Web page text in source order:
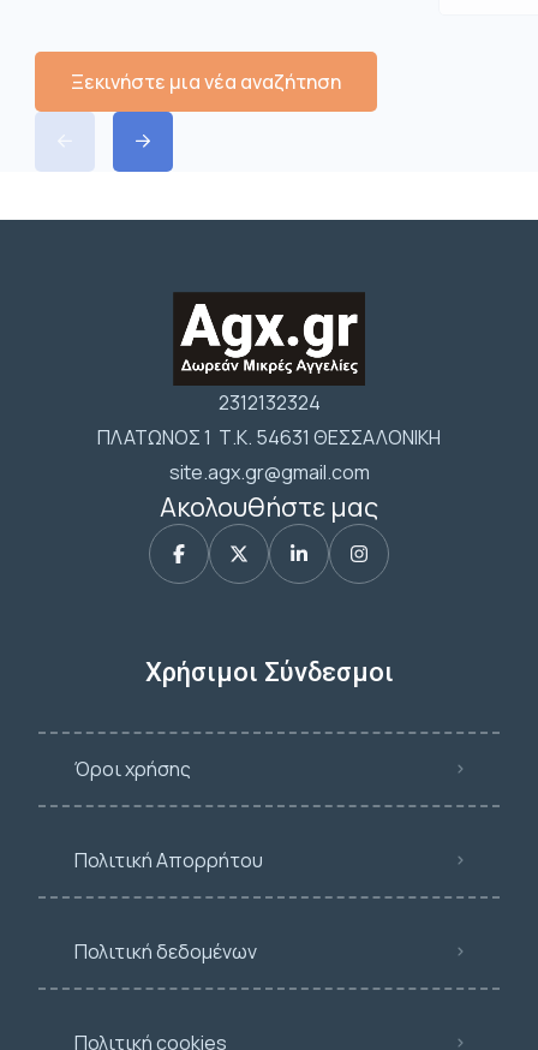
Ξεκινήστε μια νέα αναζήτηση
2312132324
ΠΛΑΤΩΝΟΣ 1 Τ.Κ. 54631 ΘΕΣΣΑΛΟΝΙΚΗ
site.agx.gr@gmail.com
Ακολουθήστε μας
Χρήσιμοι Σύνδεσμοι
Όροι χρήσης
Πολιτική Απορρήτου
Πολιτική δεδομένων
Πολιτική cookies